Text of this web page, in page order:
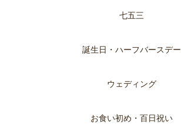
七五三
誕生日・ハーフバースデー
ウェディング
お食い初め・百日祝い